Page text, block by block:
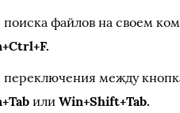
поиска файлов на своем
переключения между
илиWin+Shift+Tab.